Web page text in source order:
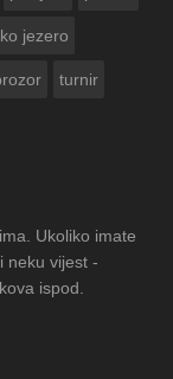
jezero
turnir
Ukoliko imate
neku vijest -
ispod.